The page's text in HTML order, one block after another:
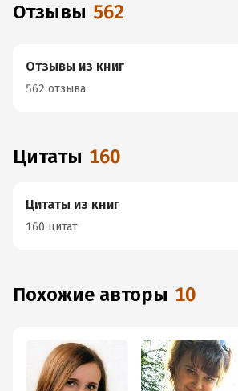
Отзывы 562
Отзывы из книг
562 отзыва
Цитаты 160
Цитаты из книг
160 цитат
Похожие авторы 10